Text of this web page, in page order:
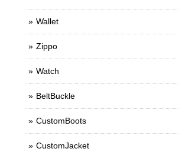
Wallet
Zippo
Watch
BeltBuckle
CustomBoots
CustomJacket